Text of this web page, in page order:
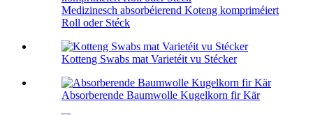
Medizinesch absorbéierend Koteng kompriméiert
Roll oder Stéck
Kotteng Swabs mat Varietéit vu Stécker
Absorberende Baumwolle Kugelkorn fir Kär